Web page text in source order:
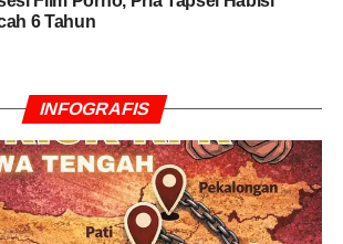
6 Tahun
INFOGRAFIS